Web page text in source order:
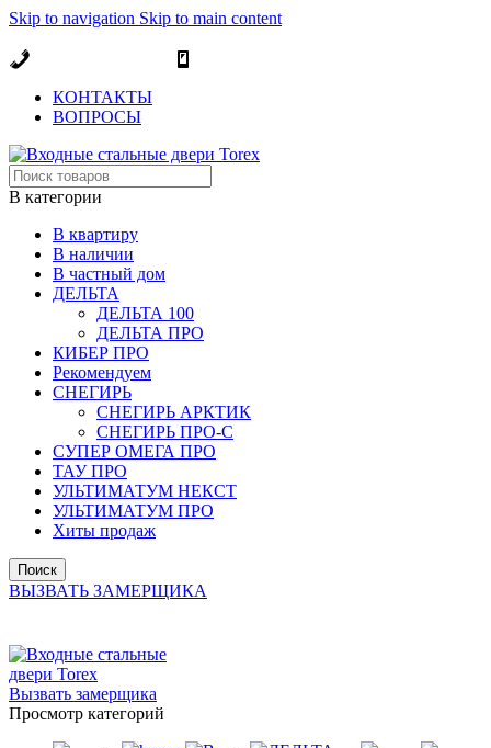
Skip to navigation Skip to main content
КОНТАКТЫ
ВОПРОСЫ
В категории
В квартиру
В наличии
В частный дом
ДЕЛЬТА
ДЕЛЬТА 100
ДЕЛЬТА ПРО
КИБЕР ПРО
Рекомендуем
СНЕГИРЬ
СНЕГИРЬ АРКТИК
СНЕГИРЬ ПРО-С
СУПЕР ОМЕГА ПРО
ТАУ ПРО
УЛЬТИМАТУМ НЕКСТ
УЛЬТИМАТУМ ПРО
Хиты продаж
Поиск
ВЫЗВАТЬ ЗАМЕРЩИКА
Вызвать замерщика
Просмотр категорий